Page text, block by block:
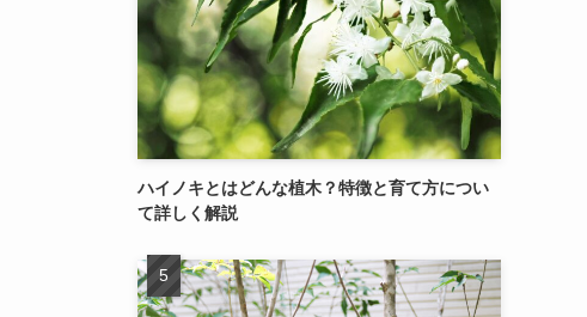
ハイノキとはどんな植木？特徴と育て方につい
て詳しく解説